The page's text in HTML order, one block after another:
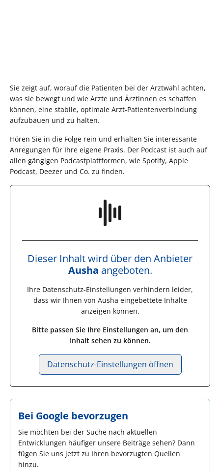
Sie zeigt auf, worauf die Patienten bei der Arztwahl achten,
was sie bewegt und wie Ärzte und Ärztinnen es schaffen
können, eine stabile, optimale Arzt-Patientenverbindung
aufzubauen und zu halten.
Hören Sie in die Folge rein und erhalten Sie interessante
Anregungen für Ihre eigene Praxis. Der Podcast ist auch auf
allen gängigen Podcastplattformen, wie Spotify, Apple
Podcast, Deezer und Co. zu finden.
Dieser Inhalt wird über den Anbieter
Ausha angeboten.
Ihre Datenschutz-Einstellungen verhindern leider,
dass wir Ihnen von Ausha eingebettete Inhalte
anzeigen können.
Bitte passen Sie Ihre Einstellungen an, um den
Inhalt sehen zu können.
Datenschutz-Einstellungen öffnen
Bei Google bevorzugen
Sie möchten bei der Suche nach aktuellen
Entwicklungen häufiger unsere Beiträge sehen? Dann
fügen Sie uns jetzt zu Ihren bevorzugten Quellen
hinzu.